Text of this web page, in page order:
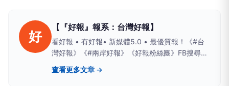
好
【『好報』報系：台灣好報】
看好報 • 有好報• 新媒體5.0 • 最優質報！《#台
灣好報》《#兩岸好報》《好報粉絲團》FB搜尋；
Yahoo、PChome、LIFE新聞、yamnews、
owlnews也看得到
查看更多文章 →